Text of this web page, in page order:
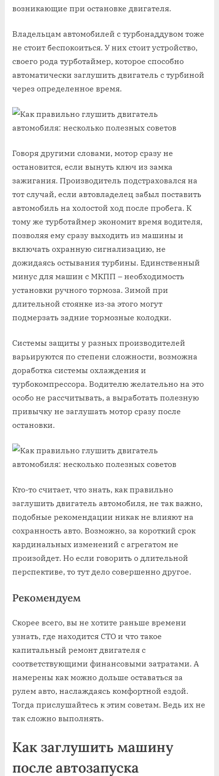
возникающие при остановке двигателя.
Владельцам автомобилей с турбонаддувом тоже
не стоит беспокоиться. У них стоит устройство,
своего рода турботаймер, которое способно
автоматически заглушить двигатель с турбиной
через определенное время.
Говоря другими словами, мотор сразу не
остановится, если вынуть ключ из замка
зажигания. Производитель подстраховался на
тот случай, если автовладелец забыл поставить
автомобиль на холостой ход после пробега. К
тому же турботаймер экономит время водителя,
позволяя ему сразу выходить из машины и
включать охранную сигнализацию, не
дожидаясь остывания турбины. Единственный
минус для машин с МКПП – необходимость
установки ручного тормоза. Зимой при
длительной стоянке из-за этого могут
подмерзать задние тормозные колодки.
Системы защиты у разных производителей
варьируются по степени сложности, возможна
доработка системы охлаждения и
турбокомпрессора. Водителю желательно на это
особо не рассчитывать, а выработать полезную
привычку не заглушать мотор сразу после
остановки.
Кто-то считает, что знать, как правильно
заглушить двигатель автомобиля, не так важно,
подобные рекомендации никак не влияют на
сохранность авто. Возможно, за короткий срок
кардинальных изменений с агрегатом не
произойдет. Но если говорить о длительной
перспективе, то тут дело совершенно другое.
Рекомендуем
Скорее всего, вы не хотите раньше времени
узнать, где находится СТО и что такое
капитальный ремонт двигателя с
соответствующими финансовыми затратами. А
намерены как можно дольше оставаться за
рулем авто, наслаждаясь комфортной ездой.
Тогда прислушайтесь к этим советам. Ведь их не
так сложно выполнять.
Как заглушить машину
после автозапуска